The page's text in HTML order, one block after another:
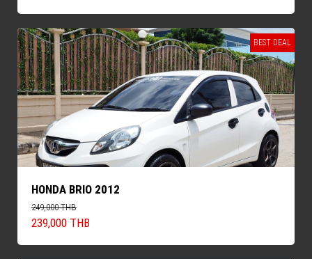
BEST DEAL
HONDA BRIO 2012
249,000 THB
239,000 THB